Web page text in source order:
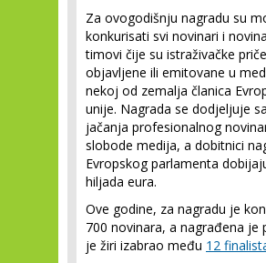
Za ovogodišnju nagradu su
konkurisati svi novinari i
timovi čije su istraživačke priče
objavljene ili emitovane u
nekoj od zemalja članica
unije. Nagrada se dodjeljuje
jačanja profesionalnog
slobode medija, a dobitnici
Evropskog parlamenta
hiljada eura.
Ove godine, za nagradu je
700 novinara, a nagrađena je
je žiri izabrao među 12